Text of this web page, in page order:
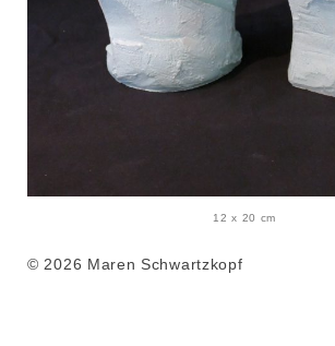
12 x 20 cm
© 2026 Maren Schwartzkopf